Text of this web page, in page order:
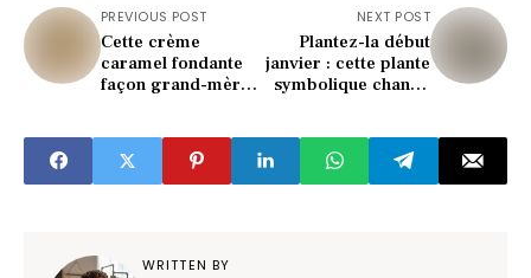
PREVIOUS POST
Cette crème
caramel fondante
façon grand-mère
NEXT POST
Plantez-la début
janvier : cette plante
symbolique change
tradition)
WRITTEN BY